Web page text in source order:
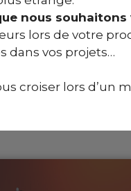
nous
lors de votre
dans vos projets…
croiser lors d’un